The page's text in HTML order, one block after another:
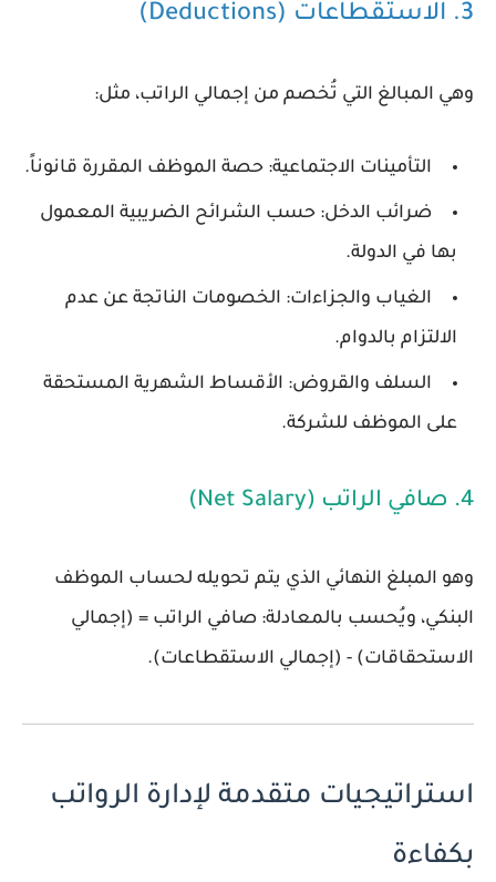
3. الاستقطاعات (Deductions)
وهي المبالغ التي تُخصم من إجمالي الراتب، مثل:
التأمينات الاجتماعية: حصة الموظف المقررة قانوناً.
ضرائب الدخل: حسب الشرائح الضريبية المعمول
بها في الدولة.
الغياب والجزاءات: الخصومات الناتجة عن عدم
الالتزام بالدوام.
السلف والقروض: الأقساط الشهرية المستحقة
على الموظف للشركة.
4. صافي الراتب (Net Salary)
وهو المبلغ النهائي الذي يتم تحويله لحساب الموظف
البنكي، ويُحسب بالمعادلة: صافي الراتب = (إجمالي
الاستحقاقات) - (إجمالي الاستقطاعات).
استراتيجيات متقدمة لإدارة الرواتب
بكفاءة